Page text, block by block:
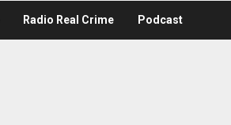
Radio Real Crime Podcast